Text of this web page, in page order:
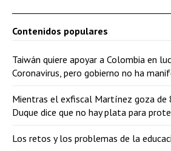
Contenidos populares
Taiwán quiere apoyar a Colombia en
Coronavirus, pero gobierno no ha
Mientras el exfiscal Martínez goza de
Duque dice que no hay plata para
Los retos y los problemas de la